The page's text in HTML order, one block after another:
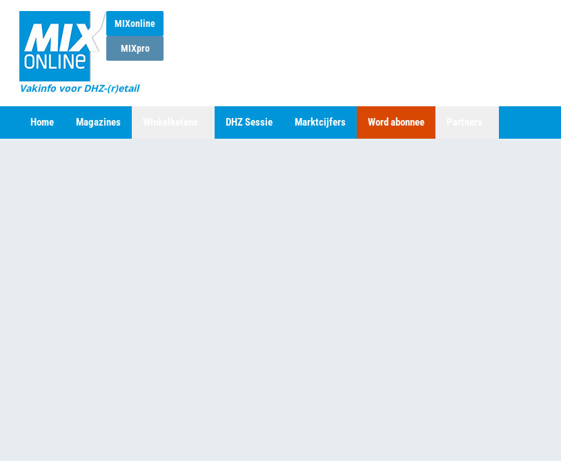
MIXonline
MIXpro
Vakinfo voor DHZ-(r)etail
Home Magazines DHZ Sessie Marktcijfers Word abonnee